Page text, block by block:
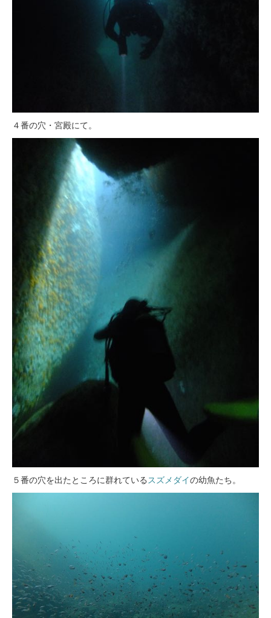
４番の穴・宮殿にて。
５番の穴を出たところに群れているスズメダイの幼魚たち。